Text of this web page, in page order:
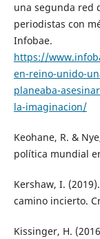
una segunda red
periodistas con
Infobae.
https://
en-reino-unido-
planeaba-
la-imaginacion/
Keohane, R. &
política mundial
Kershaw, I.
camino incierto.
Kissinger, H.